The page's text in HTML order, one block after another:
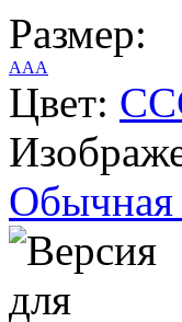
Размер:
AAA
Цвет: CC
Обычная